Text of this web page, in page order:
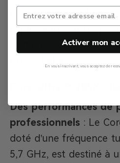
sécuritaires. À cet
explications sur
fréquences Max Turbo
Des performances de
professionnels : Le
doté d’une fréquence
5,7 GHz, est destiné à
Activer mon
En vous inscrivant, vous acceptez de